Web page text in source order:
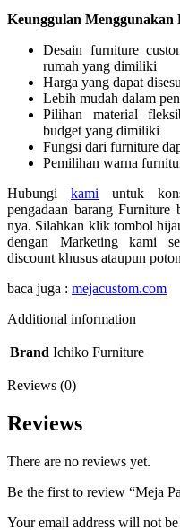
Keunggulan
Desain furniture
rumah yang dimiliki
Harga yang dapat
Lebih mudah dalam
Pilihan material
budget yang dimiliki
Fungsi dari furniture
Pemilihan warna
Hubungi kami untuk
pengadaan barang
nya. Silahkan klik tombol
dengan Marketing kami
discount khusus ataupun
baca juga : mejacustom.com
Additional information
Brand Ichiko Furniture
Reviews (0)
Reviews
There are no reviews yet.
Be the first to review “Meja
Your email address will not